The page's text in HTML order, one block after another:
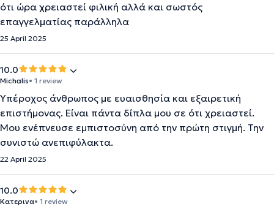
ότι ώρα χρειαστεί φιλική αλλά και σωστός
επαγγελματίας παράλληλα
25 April 2025
10.0
Michalis• 1 review
Υπέροχος άνθρωπος με ευαισθησία και εξαιρετική
επιστήμονας. Είναι πάντα δίπλα μου σε ότι χρειαστεί.
Μου ενέπνευσε εμπιστοσύνη από την πρώτη στιγμή. Την
συνιστώ ανεπιφύλακτα.
22 April 2025
10.0
Κατερινα• 1 review